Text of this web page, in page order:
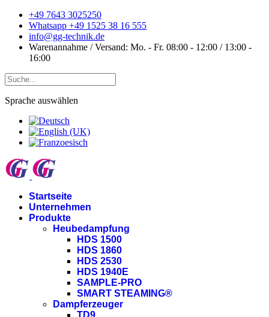
+49 7643 3025250
Whatsapp +49 1525 38 16 555
info@gg-technik.de
Warenannahme / Versand: Mo. - Fr. 08:00 - 12:00 / 13:00 -
16:00
Sprache auswählen
Startseite
Unternehmen
Produkte
Heubedampfung
HDS 1500
HDS 1860
HDS 2530
HDS 1940E
SAMPLE-PRO
SMART STEAMING®
Dampferzeuger
TD9